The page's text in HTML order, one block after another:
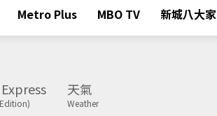
Metro Plus MBO TV 新城八大家
天氣
Weather